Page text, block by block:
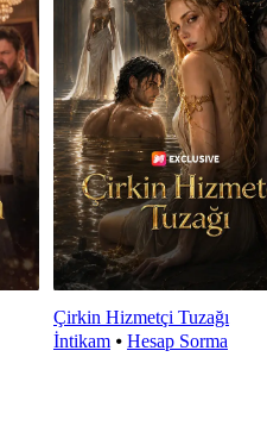
Çirkin Hizmetçi Tuzağı
İntikam⦁ Hesap Sorma